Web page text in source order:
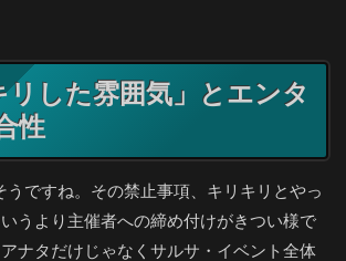
した雰囲気」とエンタ
性
うですね。その禁止事項、キリキリとやっ
うより主催者への締め付けがきつい様で
ナタだけじゃなくサルサ・イベント全体